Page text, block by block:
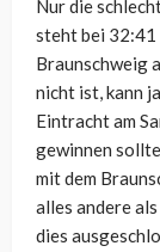
Nur die
steht bei 32:41
Braunschweig
nicht ist, kann
Eintracht am
gewinnen
mit dem
alles andere
dies